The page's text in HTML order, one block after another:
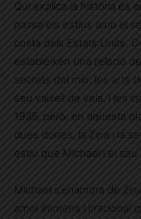
Qui explica la història és
passa els estius amb el
costa dels Estats Units.
estableixen una relació
secrets del mar, les arts
seu vaixell de vela, i les
1936, però, en aquesta
dues dones, la Zina i la
estiu que Michael i el
Michael s’enamora de
amor immens i irracional